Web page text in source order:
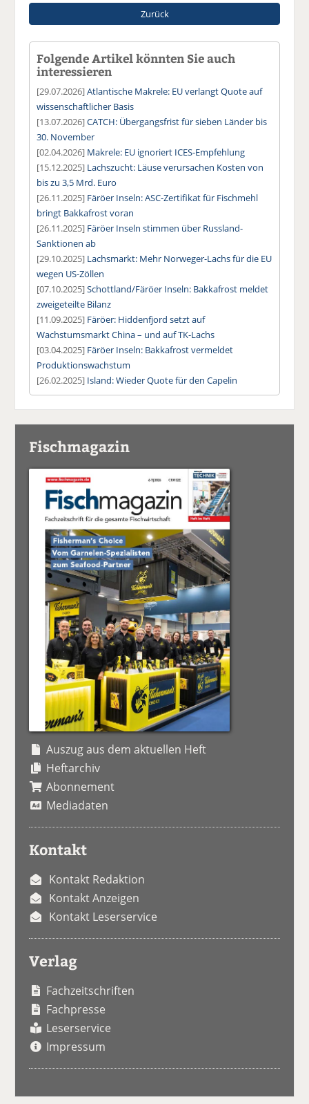
Zurück
Folgende Artikel könnten Sie auch
interessieren
[29.07.2026]Atlantische Makrele: EU verlangt Quote auf
wissenschaftlicher Basis
[13.07.2026]CATCH: Übergangsfrist für sieben Länder bis
30. November
[02.04.2026] Makrele: EU ignoriert ICES-Empfehlung
[15.12.2025] Lachszucht: Läuse verursachen Kosten von
bis zu 3,5 Mrd. Euro
[26.11.2025] Färöer Inseln: ASC-Zertifikat für Fischmehl
bringt Bakkafrost voran
[26.11.2025] Färöer Inseln stimmen über Russland-
Sanktionen ab
[29.10.2025] Lachsmarkt: Mehr Norweger-Lachs für die EU
wegen US-Zöllen
[07.10.2025]Schottland/Färöer Inseln: Bakkafrost meldet
zweigeteilte Bilanz
[11.09.2025] Färöer: Hiddenfjord setzt auf
Wachstumsmarkt China – und auf TK-Lachs
[03.04.2025] Färöer Inseln: Bakkafrost vermeldet
Produktionswachstum
[26.02.2025] Island: Wieder Quote für den Capelin
Fischmagazin
Auszug aus dem aktuellen Heft
Heftarchiv
Abonnement
Mediadaten
Kontakt
Kontakt Redaktion
Kontakt Anzeigen
Kontakt Leserservice
Verlag
Fachzeitschriften
Fachpresse
Leserservice
Impressum